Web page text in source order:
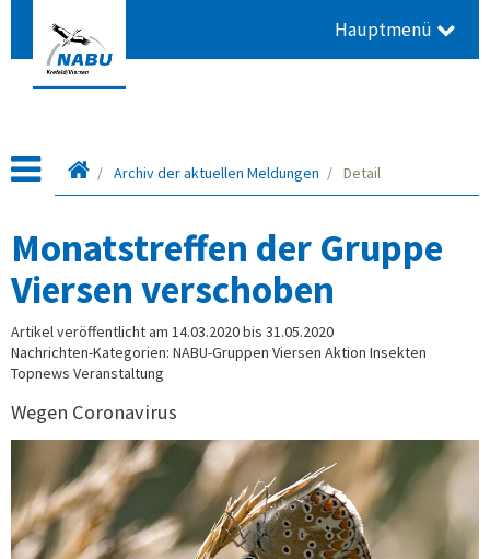
Hauptmenü
Startseite
Archiv der aktuellen Meldungen Detail
Monatstreffen der Gruppe
Viersen verschoben
Artikel veröffentlicht am 14.03.2020 bis 31.05.2020
Nachrichten-Kategorien: NABU-Gruppen Viersen Aktion Insekten
Topnews Veranstaltung
Wegen Coronavirus